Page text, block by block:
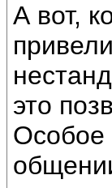
А вот,
это
Особое